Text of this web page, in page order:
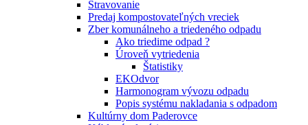
Stravovanie
Predaj kompostovateľných vreciek
Zber komunálneho a triedeného odpadu
Ako triedime odpad ?
Úroveň vytriedenia
Štatistiky
EKOdvor
Harmonogram vývozu odpadu
Popis systému nakladania s odpadom
Kultúrny dom Paderovce